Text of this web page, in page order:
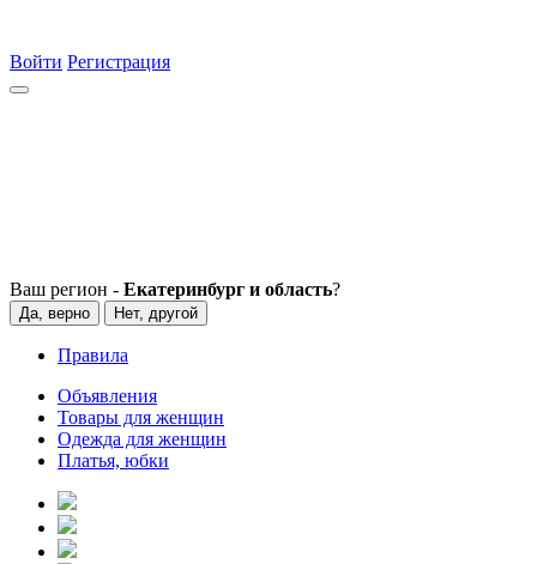
Войти Регистрация
Ваш регион - Екатеринбург и область?
Да, верно Нет, другой
Правила
Объявления
Товары для женщин
Одежда для женщин
Платья, юбки